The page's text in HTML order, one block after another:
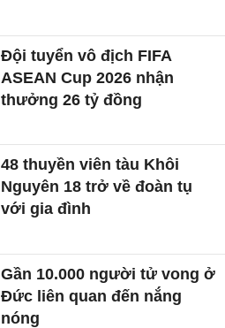
Đội tuyển vô địch FIFA
ASEAN Cup 2026 nhận
thưởng 26 tỷ đồng
48 thuyền viên tàu Khôi
Nguyên 18 trở về đoàn tụ
với gia đình
Gần 10.000 người tử vong ở
Đức liên quan đến nắng
nóng